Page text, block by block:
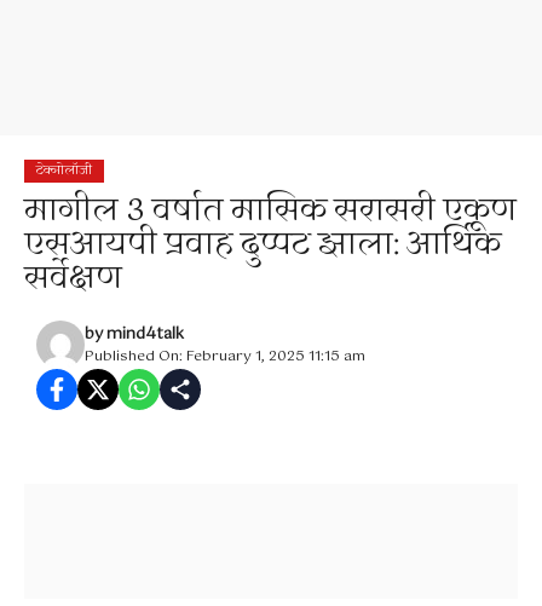
टेक्नोलॉजी
मागील 3 वर्षात मासिक सरासरी एकूण
एसआयपी प्रवाह दुप्पट झाला: आर्थिक
सर्वेक्षण
bymind4talk
Published On: February 1, 2025 11:15 am